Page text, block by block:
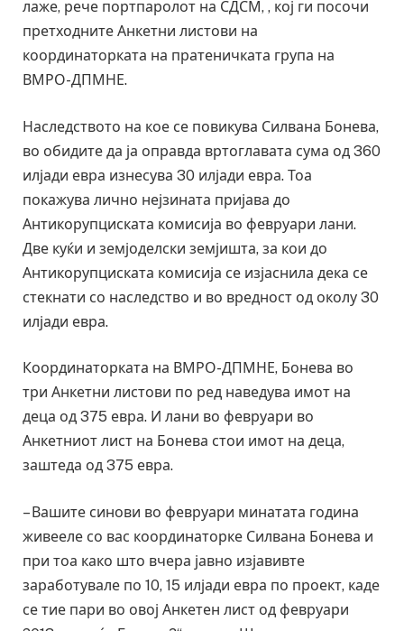
лаже, рече портпаролот на СДСМ, , кој ги посочи
претходните Анкетни листови на
координаторката на пратеничката група на
ВМРО-ДПМНЕ.
Наследството на кое се повикува Силвана Бонева,
во обидите да ја оправда вртоглавата сума од 360
илјади евра изнесува 30 илјади евра. Тоа
покажува лично нејзината пријава до
Антикорупциската комисија во февруари лани.
Две куќи и земјоделски земјишта, за кои до
Антикорупциската комисија се изјаснила дека се
стекнати со наследство и во вредност од околу 30
илјади евра.
Координаторката на ВМРО-ДПМНЕ, Бонева во
три Анкетни листови по ред наведува имот на
деца од 375 евра. И лани во февруари во
Анкетниот лист на Бонева стои имот на деца,
заштеда од 375 евра.
– Вашите синови во февруари минатата година
живееле со вас координаторке Силвана Бонева и
при тоа како што вчера јавно изјавивте
заработувале по 10, 15 илјади евра по проект, каде
се тие пари во овој Анкетен лист од февруари